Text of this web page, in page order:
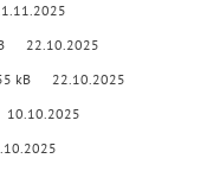
22.10.2025
kB 22.10.2025
10.10.2025